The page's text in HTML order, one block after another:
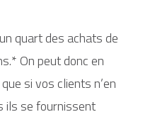
quart des achats de
On peut donc en
si vos clients n’en
ils se fournissent